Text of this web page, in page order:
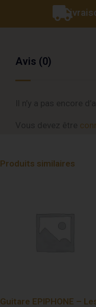
Avis (0)
Produits similaires
Guitare EPIPHONE –